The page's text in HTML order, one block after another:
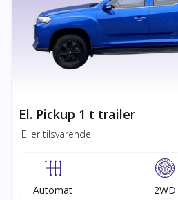
El. Pickup 1 t trailer
Eller tilsvarende
Automat 2WD